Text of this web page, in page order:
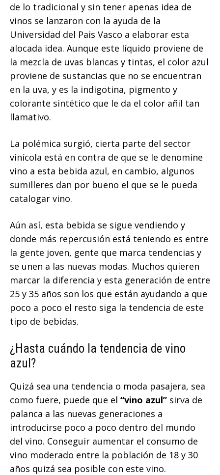
de lo tradicional y sin tener apenas idea de
vinos se lanzaron con la ayuda de la
Universidad del Pais Vasco a elaborar esta
alocada idea. Aunque este líquido proviene de
la mezcla de uvas blancas y tintas, el color azul
proviene de sustancias que no se encuentran
en la uva, y es la indigotina, pigmento y
colorante sintético que le da el color añil tan
llamativo.
La polémica surgió, cierta parte del sector
vinícola está en contra de que se le denomine
vino a esta bebida azul, en cambio, algunos
sumilleres dan por bueno el que se le pueda
catalogar vino.
Aún así, esta bebida se sigue vendiendo y
donde más repercusión está teniendo es entre
la gente joven, gente que marca tendencias y
se unen a las nuevas modas. Muchos quieren
marcar la diferencia y esta generación de entre
25 y 35 años son los que están ayudando a que
poco a poco el resto siga la tendencia de este
tipo de bebidas.
¿Hasta cuándo la tendencia de vino
azul?
Quizá sea una tendencia o moda pasajera, sea
como fuere, puede que el “vino azul” sirva de
palanca a las nuevas generaciones a
introducirse poco a poco dentro del mundo
del vino. Conseguir aumentar el consumo de
vino moderado entre la población de 18 y 30
años quizá sea posible con este vino.